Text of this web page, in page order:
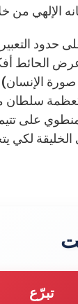
حدود
الحائط
الإنسان)
سلطان
على
لكي
تبرّع